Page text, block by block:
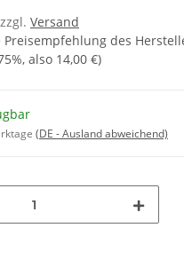
Versand
des
, also 14,00 €)
(DE - Ausland abweichend)